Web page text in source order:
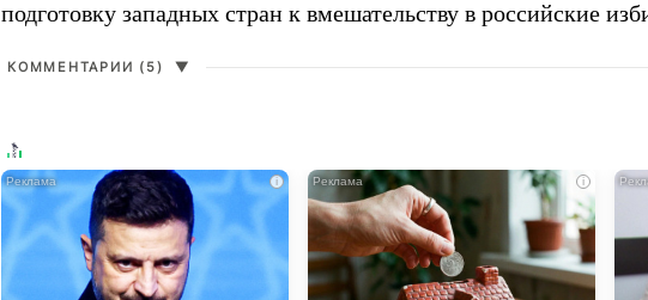
подготовку западных стран к вмешательству в российские
КОММЕНТАРИИ (5) ▼
i i